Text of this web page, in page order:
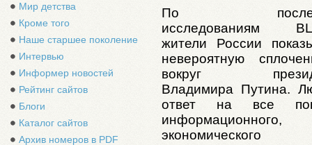
Мир детства
Кроме того
Наше старшее поколение
Интервью
Информер новостей
Рейтинг сайтов
Блоги
Каталог сайтов
Архив номеров в PDF
По
исследованиям
жители России
невероятную
вокруг
Владимира Путина.
ответ на все
информационного,